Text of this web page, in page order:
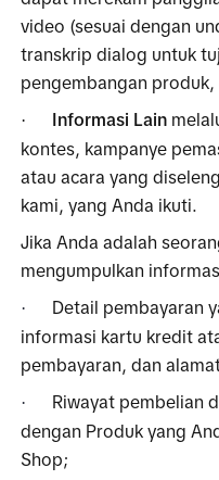
video (sesuai dengan
transkrip dialog untuk
pengembangan
· Informasi Lain
kontes, kampanye
atau acara yang
kami, yang Anda ikuti.
Jika Anda adalah
mengumpulkan
·
Detail pembayaran
informasi kartu kredit
pembayaran, dan
·
Riwayat pembelian
dengan Produk yang
Shop;